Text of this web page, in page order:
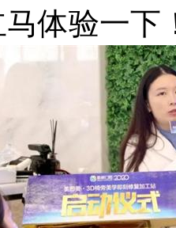
体验一下